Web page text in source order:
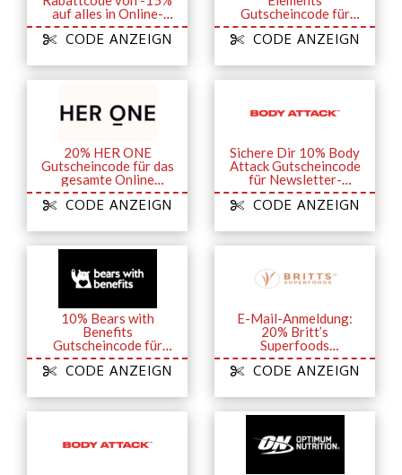
auf alles in Online-
Store
CODE ANZEIGN
Gutscheincode für
Newsletter-
Anmeldung
CODE ANZEIGN
20% HER ONE
Gutscheincode für das
gesamte Online
Sortiment
CODE ANZEIGN
Sichere Dir 10% Body
Attack Gutscheincode
für Newsletter-
Anmeldung
CODE ANZEIGN
10% Bears with
Benefits
Gutscheincode für
alles für Neukunden
CODE ANZEIGN
E-Mail-Anmeldung:
20% Britt’s
Superfoods
Gutscheincode für die
erste Bestellung
CODE ANZEIGN